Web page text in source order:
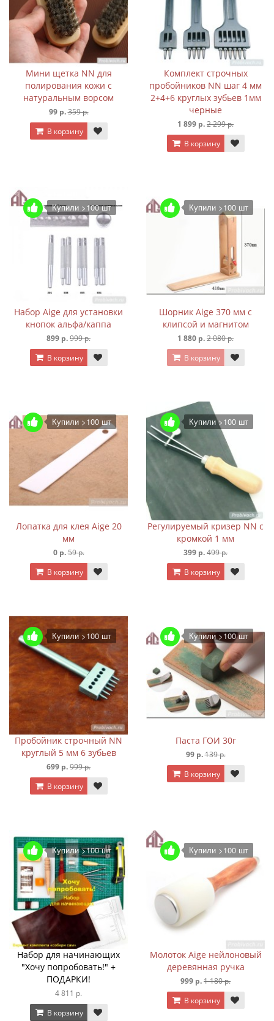
Мини щетка NN для
полирования кожи с
натуральным ворсом
99 р.359 р.
В корзину
Комплект строчных
пробойников NN шаг 4 мм
2+4+6 круглых зубьев 1мм
черные
1 899 р.2 299 р.
В корзину
Купили >100 шт
Набор Aige для установки
кнопок альфа/каппа
899 р.999 р.
В корзину
Купили >100 шт
Шорник Aige 370 мм с
клипсой и магнитом
1 880 р.2 080 р.
В корзину
Купили >100 шт
Лопатка для клея Aige 20
мм
0 р.59 р.
В корзину
Купили >100 шт
Регулируемый кризер NN с
кромкой 1 мм
399 р.499 р.
В корзину
Купили >100 шт
Пробойник строчный NN
круглый 5 мм 6 зубьев
699 р.999 р.
В корзину
Купили >100 шт
Паста ГОИ 30г
99 р.139 р.
В корзину
Купили >100 шт
Набор для начинающих
"Хочу попробовать!" +
ПОДАРКИ!
4 811 р.
В корзину
Купили >100 шт
Молоток Aige нейлоновый
деревянная ручка
999 р.1 180 р.
В корзину